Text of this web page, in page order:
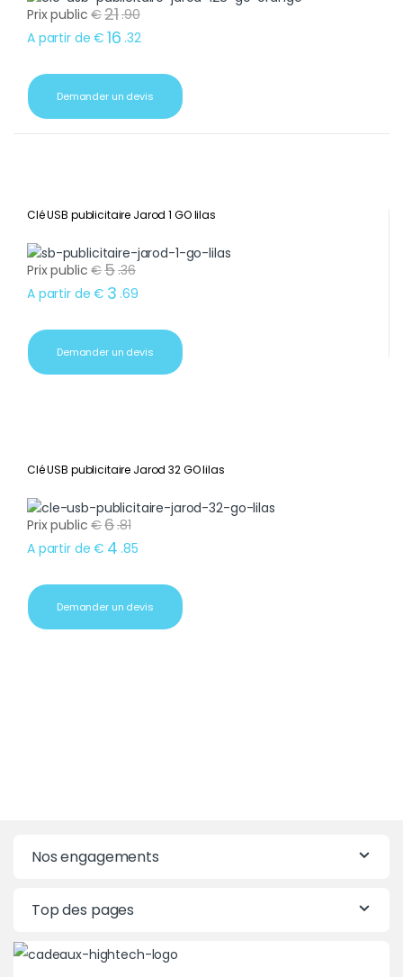
Prix public €21.90
A partir de € 16 .32
Demander un devis
Clé USB publicitaire Jarod 1 GO lilas
Prix public €5.36
A partir de € 3 .69
Demander un devis
Clé USB publicitaire Jarod 32 GO lilas
Prix public €6.81
A partir de € 4 .85
Demander un devis
Nos engagements
Top des pages